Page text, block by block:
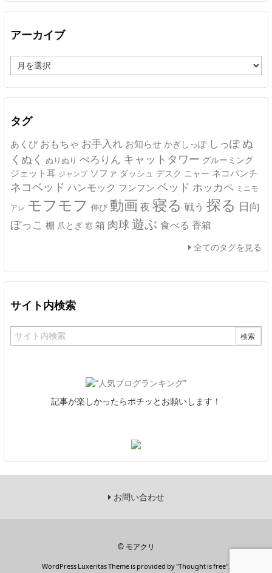
アーカイブ
ー
カ
イ
タグ
あくび おもちゃ お手入れ お知らせ かぎしっぽ しっぽ ぬ
くぬく ぬりぬり ぺろりん キャットタワー グルーミング
ジェット耳 ジャンプ ソファ ダッシュ デスク ニャー ネコパンチ
ネコベッド ハンモック フンフン ベッド ホッカペ ミニモ
アレ モフモフ 伸び 動画 夜 寝る 戦う 探る 日向
ぼっこ 棚 爪とぎ 窓 箱 肉球 遊ぶ 食べる 香箱
全てのタグを見る
サイト内検索
記事が楽しかったらポチッとお願いします！
お問い合わせ
© モアクリ
WordPress Luxeritas Theme is provided by "Thought is free".